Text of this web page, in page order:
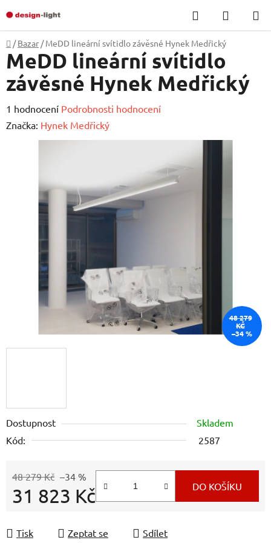
na
obsah
Hledat
KOŠÍK
Domů
/ Bazar / MeDD lineární svítidlo závěsné Hynek Medřický
Dostupnost
Skladem
Kód:
2587
48 279 Kč –34 %
31 823 Kč DO KOŠÍKU
Tisk Zeptat se Sdílet
MeDD lineární svítidlo
závěsné Hynek Medřický
Průměrné
hodnocení
produktu
1 hodnocení Podrobnosti hodnocení
Značka: Hynek Medřický
48 279
KČ
–34 %